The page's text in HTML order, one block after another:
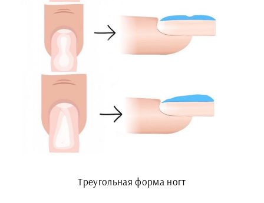
Треугольная форма ногт